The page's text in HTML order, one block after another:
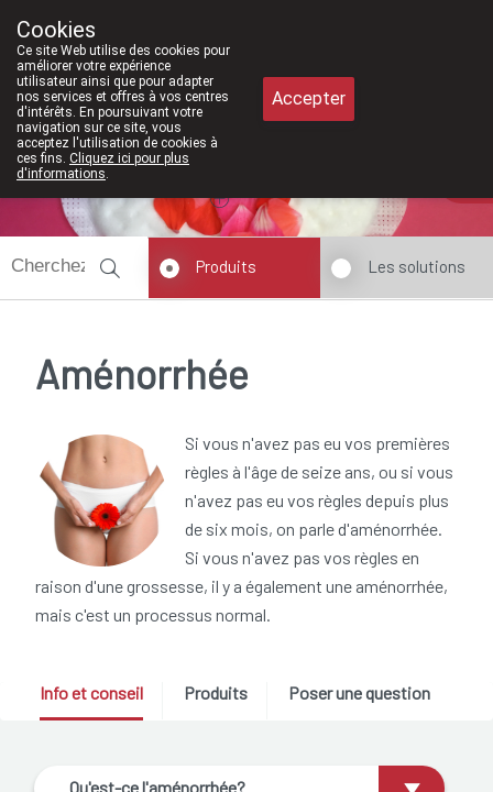
011/610300
Aujourd'hui A présent
Produits Les solutions
Aménorrhée
Si vous n'avez pas eu vos premières
règles à l'âge de seize ans, ou si vous
n'avez pas eu vos règles depuis plus
de six mois, on parle d'aménorrhée.
Si vous n'avez pas vos règles en
raison d'une grossesse, il y a également une aménorrhée,
mais c'est un processus normal.
Info et conseil Produits Poser une question
Qu'est-ce l'aménorrhée?
Cookies
Ce site Web utilise des cookies pour
améliorer votre expérience
utilisateur ainsi que pour adapter
nos services et offres à vos centres
d'intérêts. En poursuivant votre
navigation sur ce site, vous
acceptez l'utilisation de cookies à
ces fins. Cliquez ici pour plus
d'informations.
Accepter